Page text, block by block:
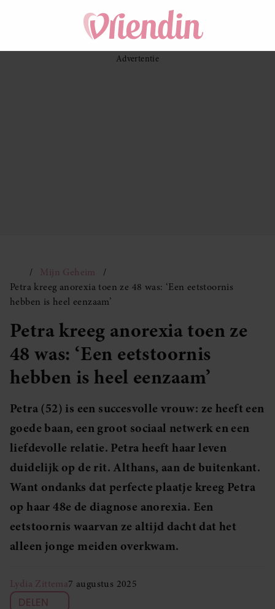
Mijn Geheim
Petra kreeg anorexia toen ze 48 was: ‘Een eetstoornis
hebben is heel eenzaam’
Petra kreeg anorexia toen ze
48 was: ‘Een eetstoornis
hebben is heel eenzaam’
Petra (52) is een succesvolle vrouw: ze heeft een
goede baan, een groot sociaal netwerk en een
liefdevolle relatie. Petra heeft haar leven
duidelijk op de rit. Althans, aan de buitenkant.
Want ondanks dat perfecte plaatje kreeg Petra
op haar 48e de diagnose anorexia. Een
eetstoornis waarvan ze altijd dacht dat het
alleen jonge meiden overkwam.
Lydia Zittema7 augustus 2025
DELEN